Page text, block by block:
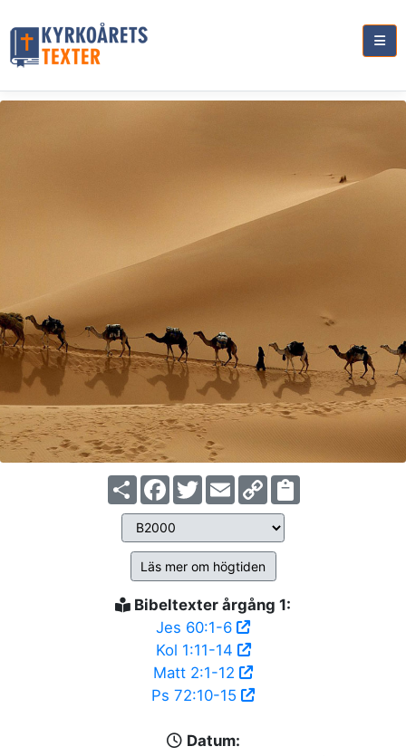
ShareFacebook
TwitterEmailCopy
Link
Läs mer om högtiden
Bibeltexter årgång 1:
Jes 60:1-6
Kol 1:11-14
Matt 2:1-12
Ps 72:10-15
Datum: